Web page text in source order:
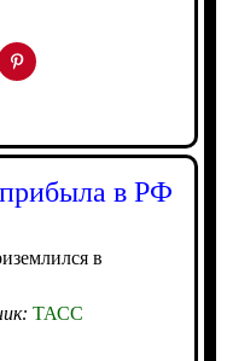
в РФ
в
ТАСС